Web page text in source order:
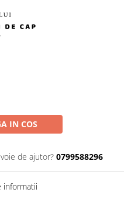
IN COS
de ajutor? 0799588296
informatii